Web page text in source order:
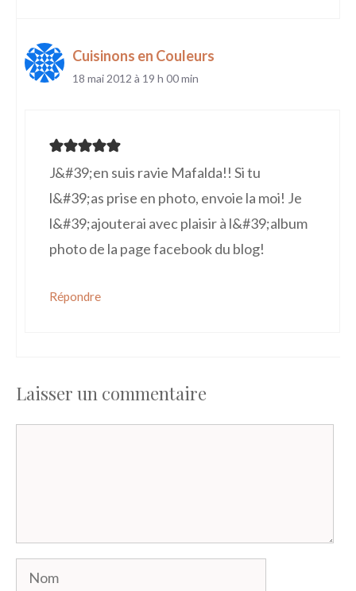
Cuisinons en Couleurs
18 mai 2012 à 19 h 00 min
J&#39;en suis ravie Mafalda!! Si tu
l&#39;as prise en photo, envoie la moi! Je
l&#39;ajouterai avec plaisir à l&#39;album
photo de la page facebook du blog!
Répondre
Laisser un commentaire
Nom